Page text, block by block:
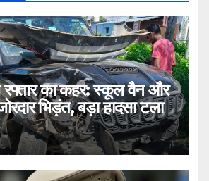
रफ्तार का कहर: स्कूल वैन और
भिड़ंत, बड़ा हादसा टला